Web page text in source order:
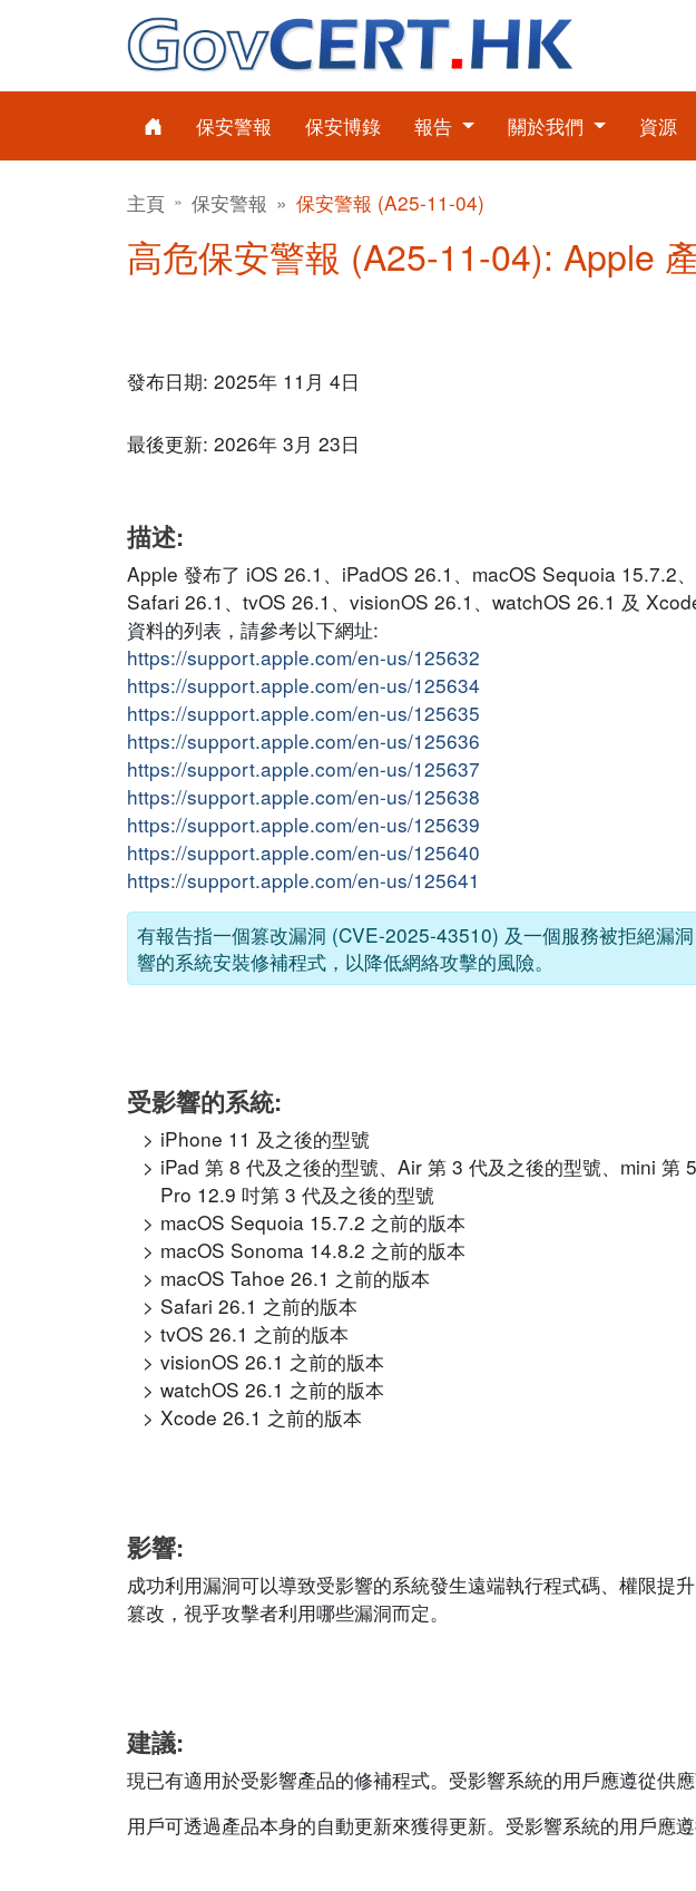
保安警報 保安博錄 報告 關於我們 資源
主頁 保安警報 保安警報 (A25-11-04)
高危保安警報 (A25-11-04): Apple
發布日期: 2025年 11月 4日
最後更新: 2026年 3月 23日
描述:
Apple 發布了 iOS 26.1、iPadOS 26.1、macOS Sequoia 15.7.2
Safari 26.1、tvOS 26.1、visionOS 26.1、watchOS 26.1 及
資料的列表，請參考以下網址:
https://support.apple.com/en-us/125632
https://support.apple.com/en-us/125634
https://support.apple.com/en-us/125635
https://support.apple.com/en-us/125636
https://support.apple.com/en-us/125637
https://support.apple.com/en-us/125638
https://support.apple.com/en-us/125639
https://support.apple.com/en-us/125640
https://support.apple.com/en-us/125641
有報告指一個篡改漏洞 (CVE-2025-43510) 及一個服務被拒絕漏
響的系統安裝修補程式，以降低網絡攻擊的風險。
受影響的系統:
iPhone 11 及之後的型號
iPad 第 8 代及之後的型號、Air 第 3 代及之後的型號、mini 第
Pro 12.9 吋第 3 代及之後的型號
macOS Sequoia 15.7.2 之前的版本
macOS Sonoma 14.8.2 之前的版本
macOS Tahoe 26.1 之前的版本
Safari 26.1 之前的版本
tvOS 26.1 之前的版本
visionOS 26.1 之前的版本
watchOS 26.1 之前的版本
Xcode 26.1 之前的版本
影響:
成功利用漏洞可以導致受影響的系統發生遠端執行程式碼、權限提
篡改，視乎攻擊者利用哪些漏洞而定。
建議:
現已有適用於受影響產品的修補程式。受影響系統的用戶應遵從供
用戶可透過產品本身的自動更新來獲得更新。受影響系統的用戶應